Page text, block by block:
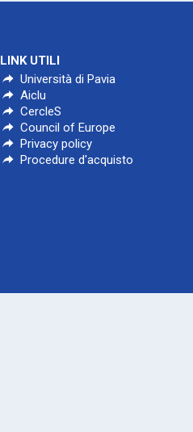
LINK UTILI
Università di Pavia
Aiclu
CercleS
Council of Europe
Privacy policy
Procedure d'acquisto